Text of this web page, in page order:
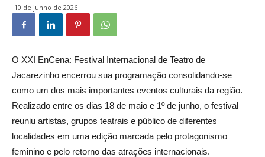
10 de junho de 2026
O XXI EnCena: Festival Internacional de Teatro de
Jacarezinho encerrou sua programação consolidando-se
como um dos mais importantes eventos culturais da região.
Realizado entre os dias 18 de maio e 1º de junho, o festival
reuniu artistas, grupos teatrais e público de diferentes
localidades em uma edição marcada pelo protagonismo
feminino e pelo retorno das atrações internacionais.